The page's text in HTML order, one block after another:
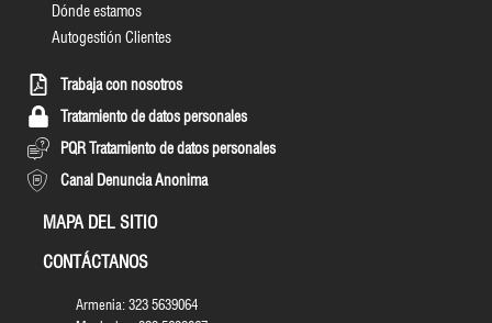
Dónde estamos
Autogestión Clientes
Trabaja con nosotros
Tratamiento de datos personales
PQR Tratamiento de datos personales
Canal Denuncia Anonima
MAPA DEL SITIO
CONTÁCTANOS
Armenia: 323 5639064